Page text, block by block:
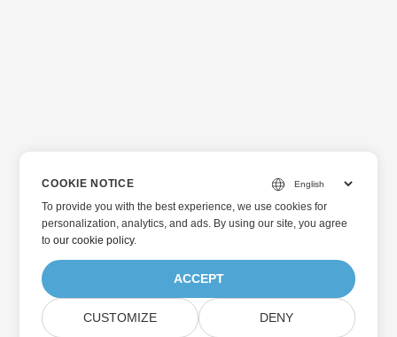
COOKIE NOTICE
To provide you with the best experience, we use cookies for
personalization, analytics, and ads. By using our site, you agree
toour cookie policy.
ACCEPT
CUSTOMIZE DENY